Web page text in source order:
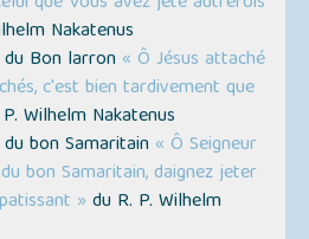
Nakatenus
Bon larron « Ô Jésus attaché
c'est bien tardivement que
Wilhelm Nakatenus
bon Samaritain « Ô Seigneur
bon Samaritain, daignez jeter
» du R. P. Wilhelm